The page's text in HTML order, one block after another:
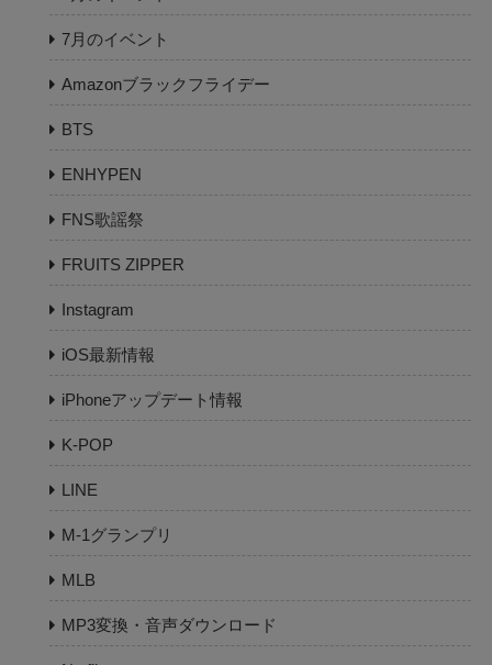
7月のイベント
Amazonブラックフライデー
BTS
ENHYPEN
FNS歌謡祭
FRUITS ZIPPER
Instagram
iOS最新情報
iPhoneアップデート情報
K-POP
LINE
M-1グランプリ
MLB
MP3変換・音声ダウンロード